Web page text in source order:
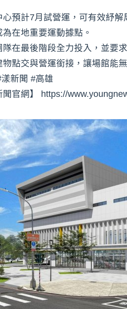
預計7月試營運，可有效紓
在地重要運動據點。
在最後階段全力投入，並要
點交與營運銜接，讓場館能
漾新聞 #高雄
官網】 https://